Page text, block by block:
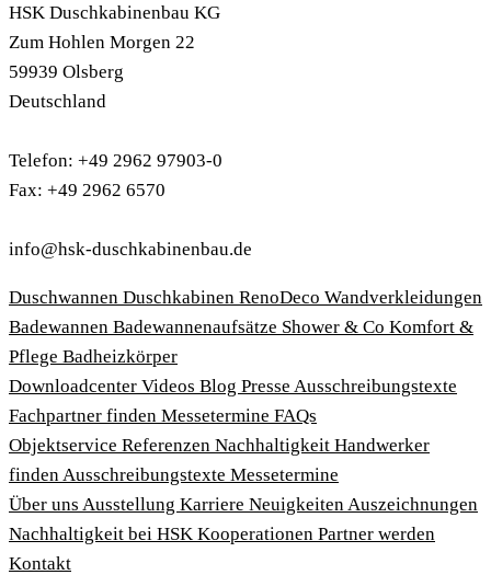
HSK Duschkabinenbau KG
Zum Hohlen Morgen 22
59939 Olsberg
Deutschland
Telefon: +49 2962 97903-0
Fax: +49 2962 6570
info@hsk-duschkabinenbau.de
Duschwannen Duschkabinen RenoDeco Wandverkleidungen
Badewannen Badewannenaufsätze Shower & Co Komfort &
Pflege Badheizkörper
Download­center Videos Blog Presse Ausschreibungstexte
Fachpartner finden Messetermine FAQs
Objektservice Referenzen Nachhaltigkeit Handwerker
finden Ausschreibungstexte Messetermine
Über uns Ausstellung Karriere Neuigkeiten Auszeichnungen
Nachhaltigkeit bei HSK Kooperationen Partner werden
Kontakt